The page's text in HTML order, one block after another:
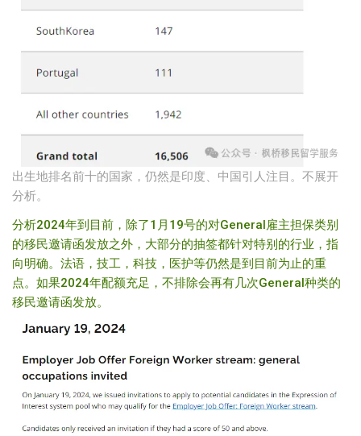
出生地排名前十的国家，仍然是印度、中国引人注目。不展开
分析。
分析2024年到目前，除了1月19号的对General雇主担保类别
的移民邀请函发放之外，大部分的抽签都针对特别的行业，指
向明确。法语，技工，科技，医护等仍然是到目前为止的重
点。如果2024年配额充足，不排除会再有几次General种类的
移民邀请函发放。